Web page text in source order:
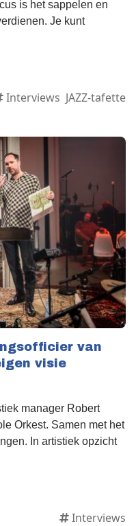
is het sappelen en
Je kunt
Interviews JAZZ-tafette
van
visie
manager Robert
Orkest. Samen met het
In artistiek opzicht
Interviews